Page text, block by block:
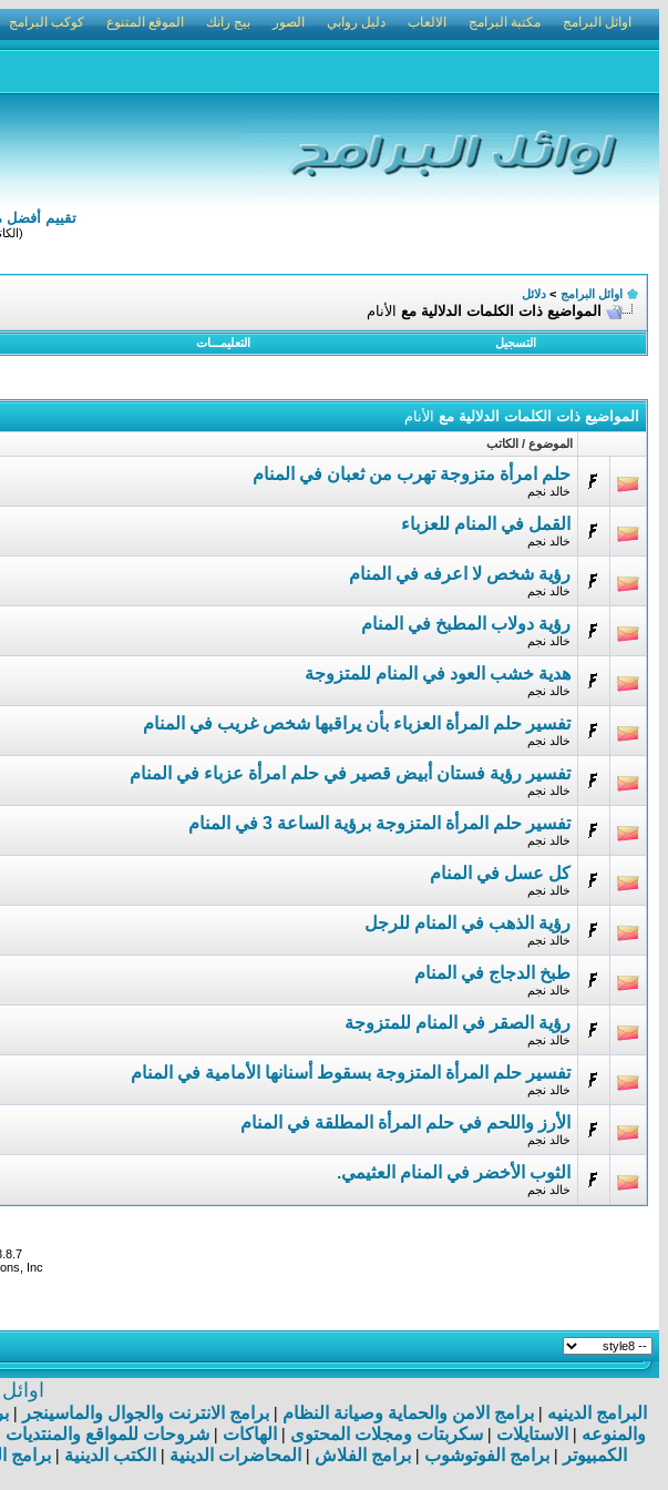
اوائل البرامج مكتبة البرامج الالعاب دليل روابي الصور بيج رانك الموقع المتنوع كوكب البرامج
تقييم أفضل
اوائل البرامج > دلائل
المواضيع ذات الكلمات الدلالية مع الأنام
التسجيل التعليمـــات
المواضيع ذات الكلمات الدلالية مع الأنام
الموضوع / الكاتب
حلم امرأة متزوجة تهرب من ثعبان في المنام
خالد نجم
القمل في المنام للعزباء
خالد نجم
رؤية شخص لا اعرفه في المنام
خالد نجم
رؤية دولاب المطبخ في المنام
خالد نجم
هدية خشب العود في المنام للمتزوجة
خالد نجم
تفسير حلم المرأة العزباء بأن يراقبها شخص غريب في المنام
خالد نجم
تفسير رؤية فستان أبيض قصير في حلم امرأة عزباء في المنام
خالد نجم
تفسير حلم المرأة المتزوجة برؤية الساعة 3 في المنام
خالد نجم
كل عسل في المنام
خالد نجم
رؤية الذهب في المنام للرجل
خالد نجم
طبخ الدجاج في المنام
خالد نجم
رؤية الصقر في المنام للمتزوجة
خالد نجم
تفسير حلم المرأة المتزوجة بسقوط أسنانها الأمامية في المنام
خالد نجم
الأرز واللحم في حلم المرأة المطلقة في المنام
خالد نجم
الثوب الأخضر في المنام العثيمي.
خالد نجم
Inc
البرامج الدينيه | برامج الامن والحماية وصيانة النظام | برامج الانترنت والجوال والماسينجر |
والمنوعه | الاستايلات | سكربتات ومجلات المحتوى | الهاكات | شروحات للمواقع والمنتديات
الكمبيوتر |برامج الفوتوشوب |برامج الفلاش | المحاضرات الدينية | الكتب الدينية |برامج